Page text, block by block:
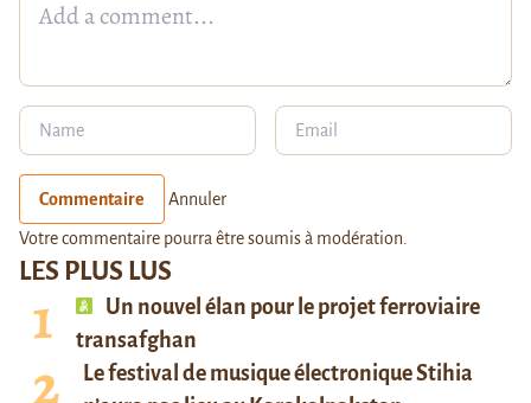
LES PLUS LUS
Un nouvel élan pour le projet ferroviaire
transafghan
Le festival de musique électronique Stihia
Commentaire Annuler
Votre commentaire pourra être soumis à modération.